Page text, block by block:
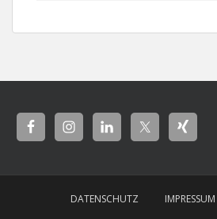
DATENSCHUTZ IMPRESSUM